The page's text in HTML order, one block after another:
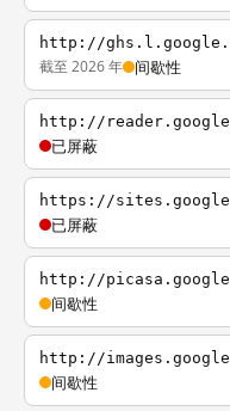
http://
截至 2026 年 间歇性
http://
已屏蔽
https://
已屏蔽
http://
间歇性
http://
间歇性